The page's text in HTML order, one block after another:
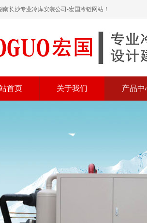
南长沙专业冷库安装公司-宏国冷链网站！
首页 关于我们 产品中